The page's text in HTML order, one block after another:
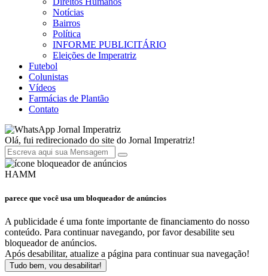
Notícias
Bairros
Política
INFORME PUBLICITÁRIO
Eleições de Imperatriz
Futebol
Colunistas
Vídeos
Farmácias de Plantão
Contato
Jornal Imperatriz
Olá, fui redirecionado do site do Jornal Imperatriz!
HAMM
parece que você usa um bloqueador de anúncios
A publicidade é uma fonte importante de financiamento do nosso
conteúdo. Para continuar navegando, por favor desabilite seu
bloqueador de anúncios.
Após desabilitar, atualize a página para continuar sua navegação!
Tudo bem, vou desabilitar!